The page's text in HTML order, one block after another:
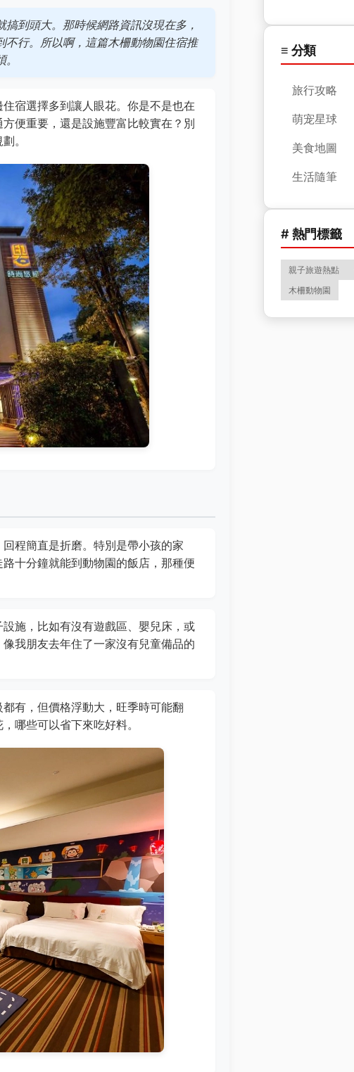
到頭大。那時候網路資訊沒現在多，
行。所以啊，這篇木柵動物園住宿推
宿選擇多到讓人眼花。你是不是也在
便重要，還是設施豐富比較實在？別
。
程簡直是折磨。特別是帶小孩的家
十分鐘就能到動物園的飯店，那種便
施，比如有沒有遊戲區、嬰兒床，或
我朋友去年住了一家沒有兒童備品的
有，但價格浮動大，旺季時可能翻
哪些可以省下來吃好料。
≡ 分類
旅行攻略
萌宠星球
美食地圖
生活隨筆
# 熱門標籤
親子旅遊熱點
木柵動物園